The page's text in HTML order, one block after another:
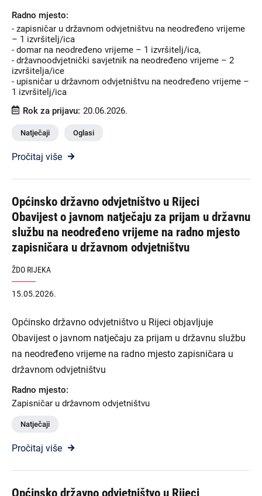
Radno mjesto:
- zapisničar u državnom odvjetništvu na neodređeno vrijeme
– 1 izvršitelj/ica
- domar na neodređeno vrijeme – 1 izvršitelj/ica,
- državnoodvjetnički savjetnik na neodređeno vrijeme – 2
izvršitelja/ice
- upisničar u državnom odvjetništvu na neodređeno vrijeme –
1 izvršitelj/ica
Rok za prijavu: 20.06.2026.
Natječaji Oglasi
Pročitaj više
Općinsko državno odvjetništvo u Rijeci
Obavijest o javnom natječaju za prijam u državnu
službu na neodređeno vrijeme na radno mjesto
zapisničara u državnom odvjetništvu
ŽDO RIJEKA
15.05.2026.
Općinsko državno odvjetništvo u Rijeci objavljuje
Obavijest o javnom natječaju za prijam u državnu službu
na neodređeno vrijeme na radno mjesto zapisničara u
državnom odvjetništvu
Radno mjesto:
Zapisničar u državnom odvjetništvu
Natječaji
Pročitaj više
Općinsko državno odvjetništvo u Rijeci